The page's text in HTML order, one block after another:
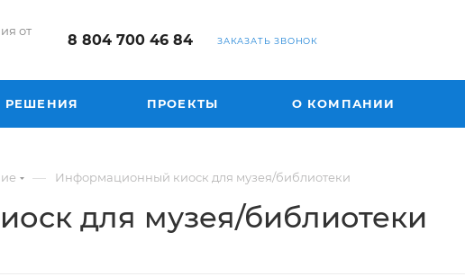
от
8 804 700 46 84 ЗАКАЗАТЬ ЗВОНОК
РЕШЕНИЯ ПРОЕКТЫ О КОМПАНИИ
— Информационный киоск для музея/библиотеки
для музея/библиотеки